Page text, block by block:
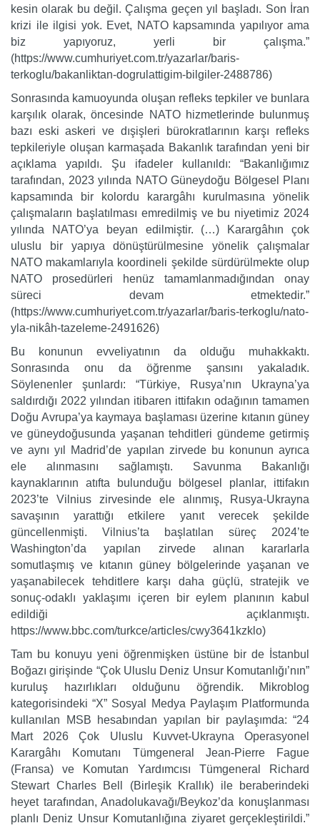
kesin olarak bu değil. Çalışma geçen yıl başladı. Son İran
krizi ile ilgisi yok. Evet, NATO kapsamında yapılıyor ama
biz yapıyoruz, yerli bir çalışma.”
(https://www.cumhuriyet.com.tr/yazarlar/baris-
terkoglu/bakanliktan-dogrulattigim-bilgiler-2488786)
Sonrasında kamuoyunda oluşan refleks tepkiler ve bunlara
karşılık olarak, öncesinde NATO hizmetlerinde bulunmuş
bazı eski askeri ve dışişleri bürokratlarının karşı refleks
tepkileriyle oluşan karmaşada Bakanlık tarafından yeni bir
açıklama yapıldı. Şu ifadeler kullanıldı: “Bakanlığımız
tarafından, 2023 yılında NATO Güneydoğu Bölgesel Planı
kapsamında bir kolordu karargâhı kurulmasına yönelik
çalışmaların başlatılması emredilmiş ve bu niyetimiz 2024
yılında NATO’ya beyan edilmiştir. (…) Karargâhın çok
uluslu bir yapıya dönüştürülmesine yönelik çalışmalar
NATO makamlarıyla koordineli şekilde sürdürülmekte olup
NATO prosedürleri henüz tamamlanmadığından onay
süreci devam etmektedir.”
(https://www.cumhuriyet.com.tr/yazarlar/baris-terkoglu/nato-
yla-nikâh-tazeleme-2491626)
Bu konunun evveliyatının da olduğu muhakkaktı.
Sonrasında onu da öğrenme şansını yakaladık.
Söylenenler şunlardı: “Türkiye, Rusya’nın Ukrayna’ya
saldırdığı 2022 yılından itibaren ittifakın odağının tamamen
Doğu Avrupa’ya kaymaya başlaması üzerine kıtanın güney
ve güneydoğusunda yaşanan tehditleri gündeme getirmiş
ve aynı yıl Madrid’de yapılan zirvede bu konunun ayrıca
ele alınmasını sağlamıştı. Savunma Bakanlığı
kaynaklarının atıfta bulunduğu bölgesel planlar, ittifakın
2023’te Vilnius zirvesinde ele alınmış, Rusya-Ukrayna
savaşının yarattığı etkilere yanıt verecek şekilde
güncellenmişti. Vilnius’ta başlatılan süreç 2024’te
Washington’da yapılan zirvede alınan kararlarla
somutlaşmış ve kıtanın güney bölgelerinde yaşanan ve
yaşanabilecek tehditlere karşı daha güçlü, stratejik ve
sonuç-odaklı yaklaşımı içeren bir eylem planının kabul
edildiği açıklanmıştı.
https://www.bbc.com/turkce/articles/cwy3641kzklo)
Tam bu konuyu yeni öğrenmişken üstüne bir de İstanbul
Boğazı girişinde “Çok Uluslu Deniz Unsur Komutanlığı’nın”
kuruluş hazırlıkları olduğunu öğrendik. Mikroblog
kategorisindeki “X” Sosyal Medya Paylaşım Platformunda
kullanılan MSB hesabından yapılan bir paylaşımda: “24
Mart 2026 Çok Uluslu Kuvvet-Ukrayna Operasyonel
Karargâhı Komutanı Tümgeneral Jean-Pierre Fague
(Fransa) ve Komutan Yardımcısı Tümgeneral Richard
Stewart Charles Bell (Birleşik Krallık) ile beraberindeki
heyet tarafından, Anadolukavağı/Beykoz’da konuşlanması
planlı Deniz Unsur Komutanlığına ziyaret gerçekleştirildi.”